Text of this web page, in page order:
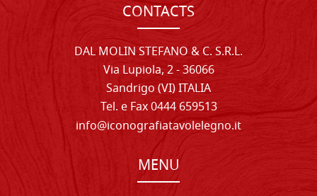
CONTACTS
DAL MOLIN STEFANO & C. S.R.L.
Via Lupiola, 2 - 36066
Sandrigo (VI) ITALIA
Tel. e Fax 0444 659513
info@iconografiatavolelegno.it
MENU